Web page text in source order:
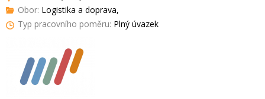
Obor: Logistika a doprava,
Typ pracovního poměru: Plný úvazek